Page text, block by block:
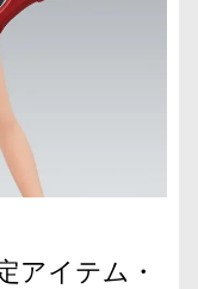
アイテム・